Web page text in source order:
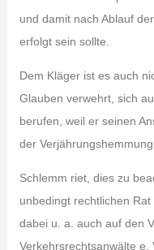
und damit nach Ablauf
erfolgt sein sollte.
Dem Kläger ist es auch
Glauben verwehrt, sich
berufen, weil er seinen
der
Schlemm riet, dies zu
unbedingt rechtlichen
dabei u. a. auch auf den
Verkehrsrechtsanwälte e.